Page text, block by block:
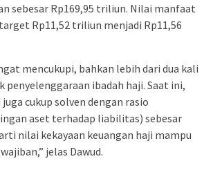
sebesar Rp169,95 triliun. Nilai manfaat
Rp11,52 triliun menjadi Rp11,56
mencukupi, bahkan lebih dari dua kali
penyelenggaraan ibadah haji. Saat ini,
cukup solven dengan rasio
aset terhadap liabilitas) sebesar
nilai kekayaan keuangan haji mampu
jelas Dawud.